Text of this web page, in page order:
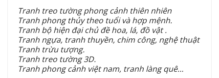
Tranh treo tường phong cảnh thiên nhiên
Tranh phong thủy theo tuổi và hợp mệnh.
Tranh bộ hiện đại chủ đề hoa, lá, đồ vật .
Tranh ngựa, tranh thuyền, chim công, nghệ thuật
Tranh trừu tượng.
Tranh treo tường 3D.
Tranh phong cảnh việt nam, tranh làng quê…